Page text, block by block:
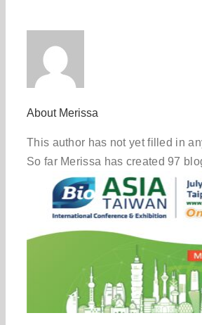
About Merissa
This author has not yet filled in
So far Merissa has created 97